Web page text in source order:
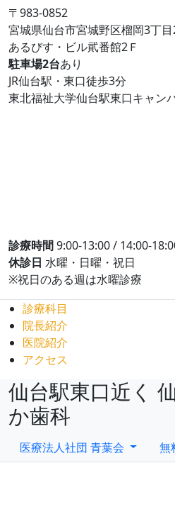
〒983-0852
宮城県仙台市宮城野区榴岡3丁目
あるびす・ビル貮番館2Ｆ
駐車場2台あり
JR仙台駅・東口徒歩3分
東北福祉大学仙台駅東口キャン
診療時間9:00-13:00 / 14:00-
休診日 水曜・日曜・祝日
※祝日のある週は水曜診療
診療科目
院長紹介
医院紹介
アクセス
仙台駅東口近く
か歯科
医療法人社団 青葉会 無